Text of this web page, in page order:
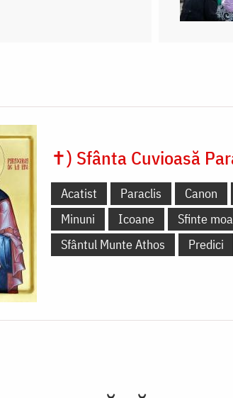
✝) Sfânta Cuvioasă
Acatist Paraclis Canon
Minuni
Icoane Sfinte
Sfântul Munte Athos
Predici